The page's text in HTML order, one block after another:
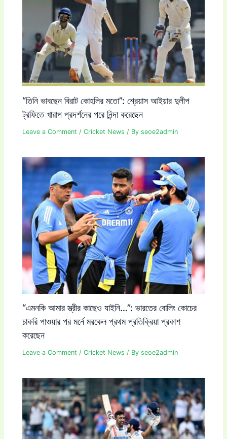
“তিনি ভাবছেন বিরাট কোহলির মতো”: শ্রেয়াস আইয়ার দুলীপ
ট্রফিতে খারাপ প্রদর্শনের পরে নিন্দা করেছেন
Leave a Comment /Cricket News / Byseoe2admin
“এমনকি আমার স্ত্রীর কাছেও যাইনি…”: ভারতের বোলিং কোচের
চাকরি পাওয়ার পর মর্নে মরকেল প্রথম প্রতিক্রিয়া প্রকাশ
করেছেন
Leave a Comment /Cricket News / Byseoe2admin